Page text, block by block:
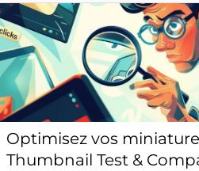
Optimisez vos
Thumbnail Test &